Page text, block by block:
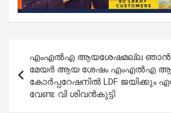
navigation
എംഎൽഎ ആയശേഷമല്ല ഞാൻ
മേയർ ആയ ശേഷം എംഎൽഎ
കോർപ്പറേഷനിൽ LDF ജയിക്കും
വേണ്ട: വി ശിവൻകുട്ടി